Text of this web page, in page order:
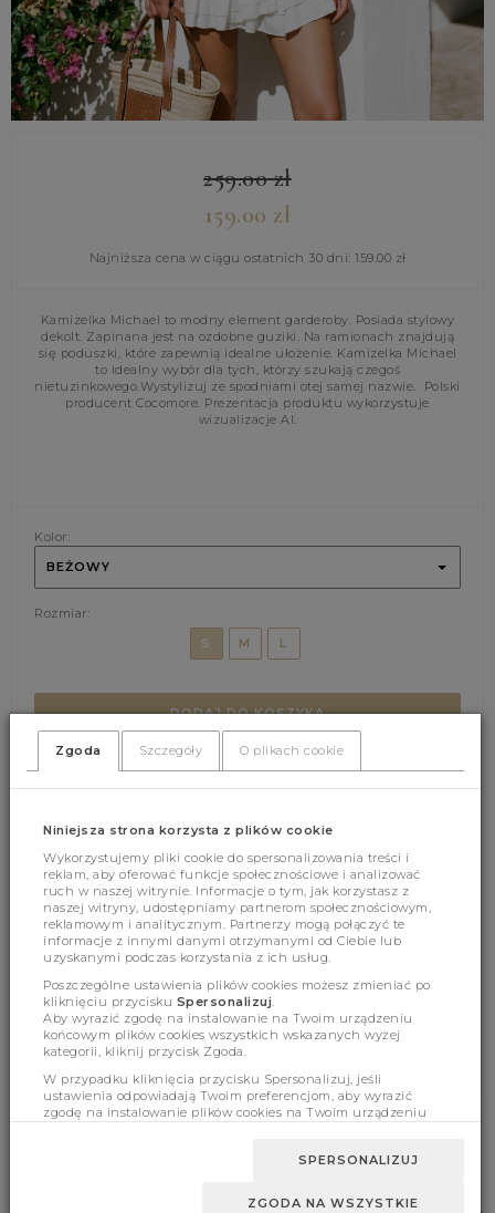
259.00zł
159.00 zł
Najniższa cena w ciągu ostatnich 30 dni: 159.00 zł
Kamizelka Michael to modny element garderoby. Posiada stylowy
dekolt. Zapinana jest na ozdobne guziki. Na ramionach znajdują
się poduszki, które zapewnią idealne ułożenie. Kamizelka Michael
to idealny wybór dla tych, którzy szukają czegoś
nietuzinkowego.Wystylizuj ze spodniami otej samej nazwie. Polski
producent Cocomore. Prezentacja produktu wykorzystuje
wizualizacje AI.
Kolor:
BEŻOWY
Rozmiar:
S
M L
DODAJ DO KOSZYKA
Wymiary
Zgoda Szczegóły O plikach cookie
Niniejsza strona korzysta z plików cookie
Wykorzystujemy pliki cookie do spersonalizowania treści i
reklam, aby oferować funkcje społecznościowe i analizować
ruch w naszej witrynie. Informacje o tym, jak korzystasz z
naszej witryny, udostępniamy partnerom społecznościowym,
reklamowym i analitycznym. Partnerzy mogą połączyć te
informacje z innymi danymi otrzymanymi od Ciebie lub
uzyskanymi podczas korzystania z ich usług.
Poszczególne ustawienia plików cookies możesz zmieniać po
kliknięciu przycisku Spersonalizuj.
Aby wyrazić zgodę na instalowanie na Twoim urządzeniu
końcowym plików cookies wszystkich wskazanych wyżej
kategorii, kliknij przycisk Zgoda.
W przypadku kliknięcia przycisku Spersonalizuj, jeśli
ustawienia odpowiadają Twoim preferencjom, aby wyrazić
zgodę na instalowanie plików cookies na Twoim urządzeniu
SPERSONALIZUJ
ZGODA NA WSZYSTKIE